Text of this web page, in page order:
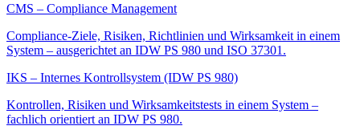
CMS – Compliance Management
Compliance-Ziele, Risiken, Richtlinien und Wirksamkeit in einem
System – ausgerichtet an IDW PS 980 und ISO 37301.
IKS – Internes Kontrollsystem (IDW PS 980)
Kontrollen, Risiken und Wirksamkeitstests in einem System –
fachlich orientiert an IDW PS 980.